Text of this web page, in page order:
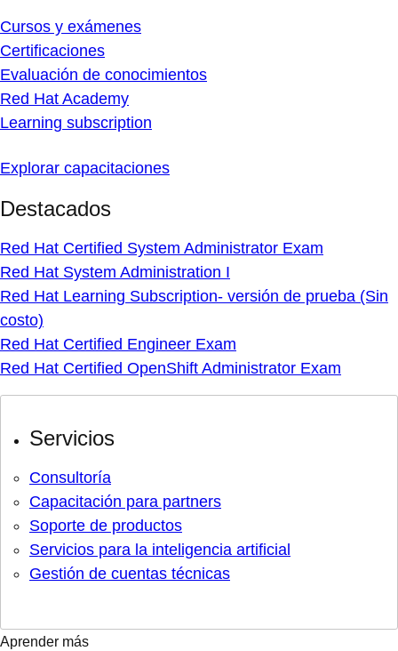
Cursos y exámenes
Certificaciones
Evaluación de conocimientos
Red Hat Academy
Learning subscription
Explorar capacitaciones
Destacados
Red Hat Certified System Administrator Exam
Red Hat System Administration I
Red Hat Learning Subscription- versión de prueba (Sin
costo)
Red Hat Certified Engineer Exam
Red Hat Certified OpenShift Administrator Exam
Servicios
Consultoría
Capacitación para partners
Soporte de productos
Servicios para la inteligencia artificial
Gestión de cuentas técnicas
Aprender más